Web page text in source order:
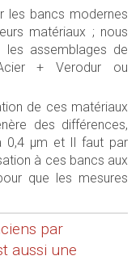
les bancs modernes
matériaux ; nous
assemblages de
+ Verodur ou
de ces matériaux
des différences,
0,4 µm et Il faut par
à ces bancs aux
que les mesures
par
aussi une